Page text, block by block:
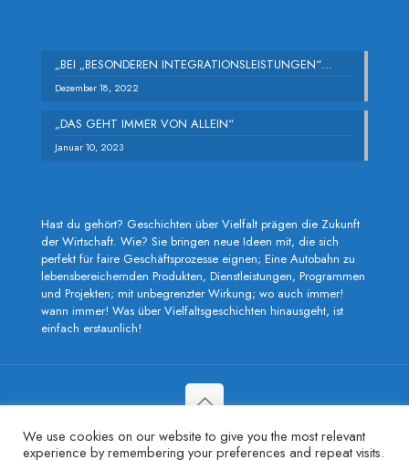
„BEI „BESONDEREN INTEGRATIONSLEISTUNGEN“…
Dezember 18, 2022
„DAS GEHT IMMER VON ALLEIN“
Januar 10, 2023
Hast du gehört? Geschichten über Vielfalt prägen die Zukunft
der Wirtschaft. Wie? Sie bringen neue Ideen mit, die sich
perfekt für faire Geschäftsprozesse eignen; Eine Autobahn zu
lebensbereichernden Produkten, Dienstleistungen, Programmen
und Projekten; mit unbegrenzter Wirkung; wo auch immer!
wann immer! Was über Vielfaltsgeschichten hinausgeht, ist
einfach erstaunlich!
Copyright © 2022 Susan Omondi | All Rights Reserved |
Powered by Nivaplas Media
We use cookies on our website to give you the most relevant
experience by remembering your preferences and repeat visits.